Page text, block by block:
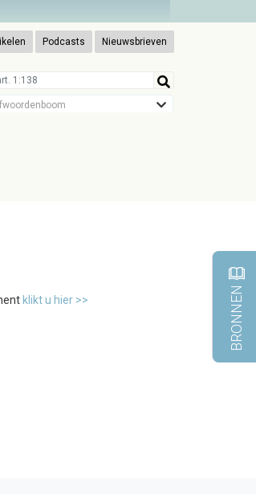
Podcasts Nieuwsbrieven
klikt u hier >>
BRONNEN